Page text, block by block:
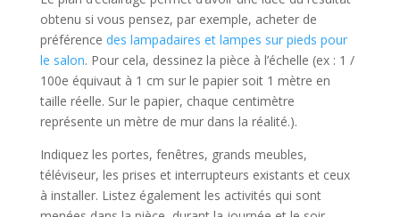
obtenu si vous pensez, par exemple, acheter de
préférence des lampadaires et lampes sur pieds pour
le salon. Pour cela, dessinez la pièce à l’échelle (ex : 1 /
100e équivaut à 1 cm sur le papier soit 1 mètre en
taille réelle. Sur le papier, chaque centimètre
représente un mètre de mur dans la réalité.).
Indiquez les portes, fenêtres, grands meubles,
téléviseur, les prises et interrupteurs existants et ceux
à installer. Listez également les activités qui sont